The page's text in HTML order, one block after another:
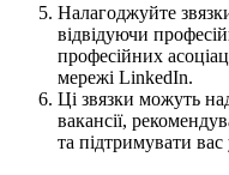
Налагоджуйте
відвідуючи
професійних
мережі LinkedIn.
Ці звязки можуть
вакансії,
та підтримувати